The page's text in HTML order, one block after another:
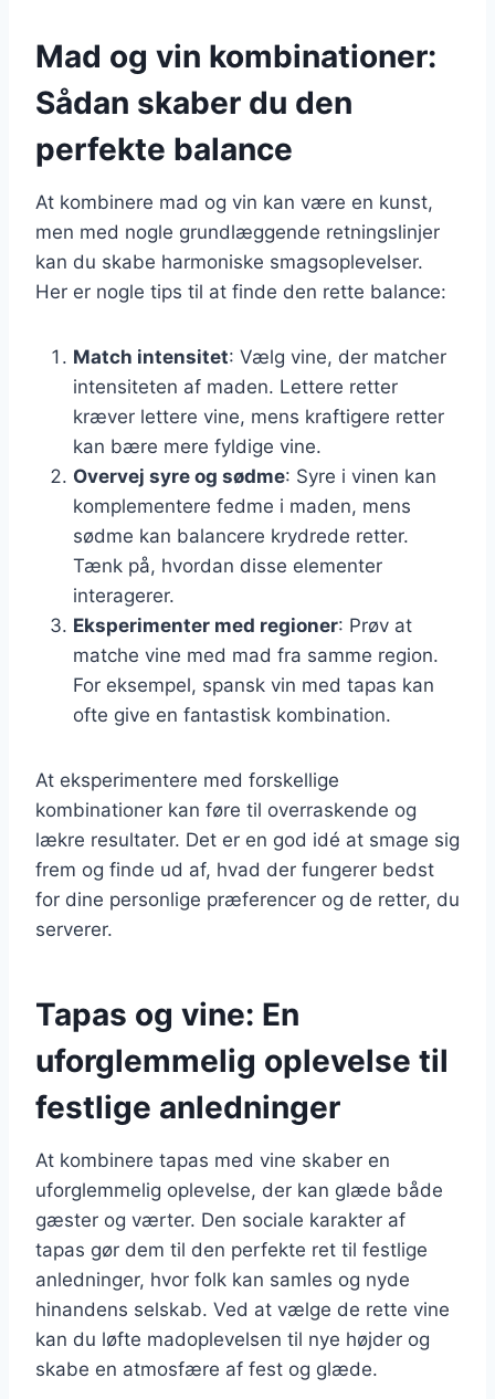
Mad og vin kombinationer:
Sådan skaber du den
perfekte balance
At kombinere mad og vin kan være en kunst,
men med nogle grundlæggende retningslinjer
kan du skabe harmoniske smagsoplevelser.
Her er nogle tips til at finde den rette balance:
Match intensitet: Vælg vine, der matcher
intensiteten af maden. Lettere retter
kræver lettere vine, mens kraftigere retter
kan bære mere fyldige vine.
Overvej syre og sødme: Syre i vinen kan
komplementere fedme i maden, mens
sødme kan balancere krydrede retter.
Tænk på, hvordan disse elementer
interagerer.
Eksperimenter med regioner: Prøv at
matche vine med mad fra samme region.
For eksempel, spansk vin med tapas kan
ofte give en fantastisk kombination.
At eksperimentere med forskellige
kombinationer kan føre til overraskende og
lækre resultater. Det er en god idé at smage sig
frem og finde ud af, hvad der fungerer bedst
for dine personlige præferencer og de retter, du
serverer.
Tapas og vine: En
uforglemmelig oplevelse til
festlige anledninger
At kombinere tapas med vine skaber en
uforglemmelig oplevelse, der kan glæde både
gæster og værter. Den sociale karakter af
tapas gør dem til den perfekte ret til festlige
anledninger, hvor folk kan samles og nyde
hinandens selskab. Ved at vælge de rette vine
kan du løfte madoplevelsen til nye højder og
skabe en atmosfære af fest og glæde.